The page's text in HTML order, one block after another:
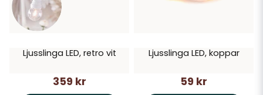
Ljusslinga LED, retro vit
359 kr
Ljusslinga LED, koppar
59 kr